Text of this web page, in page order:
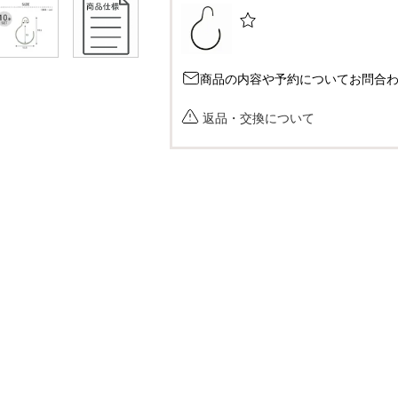
商品の内容や予約についてお問合
返品・交換について